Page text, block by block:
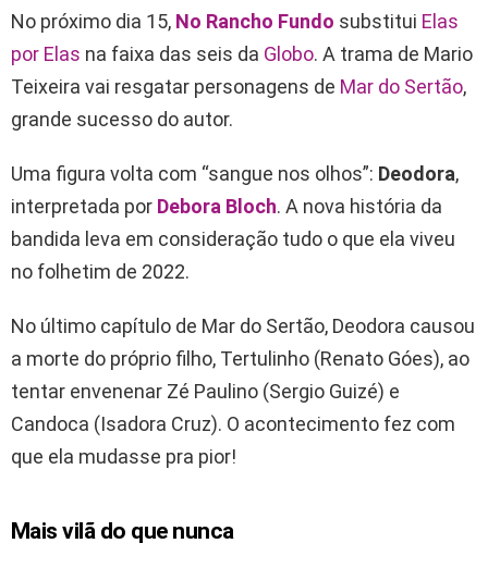
No próximo dia 15, No Rancho Fundo substitui Elas
por Elas na faixa das seis da Globo. A trama de Mario
Teixeira vai resgatar personagens de Mar do Sertão,
grande sucesso do autor.
Uma figura volta com “sangue nos olhos”: Deodora,
interpretada por Debora Bloch. A nova história da
bandida leva em consideração tudo o que ela viveu
no folhetim de 2022.
No último capítulo de Mar do Sertão, Deodora causou
a morte do próprio filho, Tertulinho (Renato Góes), ao
tentar envenenar Zé Paulino (Sergio Guizé) e
Candoca (Isadora Cruz). O acontecimento fez com
que ela mudasse pra pior!
Mais vilã do que nunca